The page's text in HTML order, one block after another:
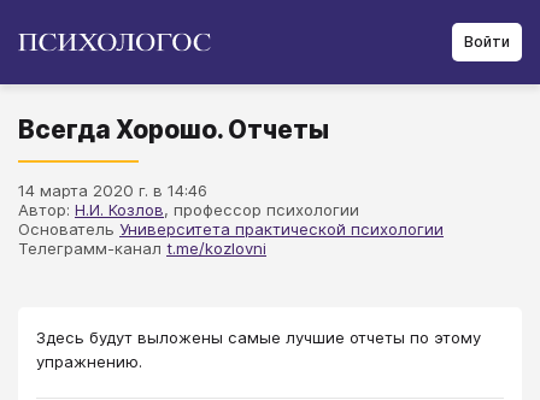
Войти
Всегда Хорошо. Отчеты
14 марта 2020 г. в 14:46
Автор: Н.И. Козлов, профессор психологии
Основатель Университета практической психологии
Телеграмм-канал t.me/kozlovni
Здесь будут выложены самые лучшие отчеты по этому
упражнению.